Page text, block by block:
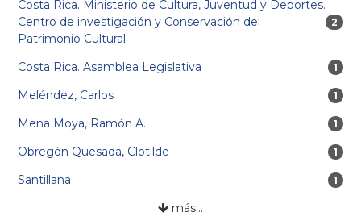
Costa Rica. Ministerio de Cultura, Juventud y Deportes.
Centro de investigación y Conservación del
Patrimonio Cultural
2
2
Costa Rica. Asamblea Legislativa 1
1
Meléndez, Carlos 1
1
Mena Moya, Ramón A. 1
1
Obregón Quesada, Clotilde 1
1
Santillana 1
1
más…